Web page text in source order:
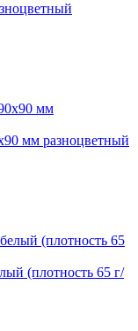
мм разноцветный
(плотность 65 г/